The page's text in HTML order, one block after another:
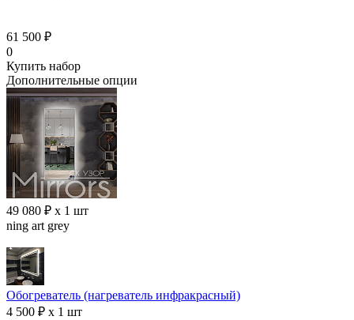
61 500 ₽
0
Купить набор
Дополнительные опции
49 080 ₽ x 1 шт
ning art grey
Обогреватель (нагреватель инфракрасный)
4 500 ₽ x 1 шт